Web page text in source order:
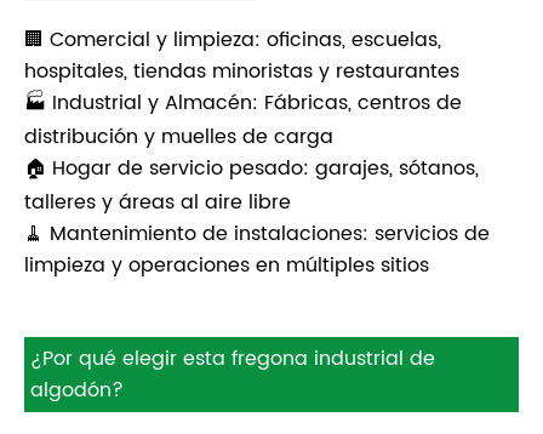
🏢 Comercial y limpieza: oficinas, escuelas,
hospitales, tiendas minoristas y restaurantes
🏭 Industrial y Almacén: Fábricas, centros de
distribución y muelles de carga
🏠 Hogar de servicio pesado: garajes, sótanos,
talleres y áreas al aire libre
🧹 Mantenimiento de instalaciones: servicios de
limpieza y operaciones en múltiples sitios
¿Por qué elegir esta fregona industrial de
algodón?